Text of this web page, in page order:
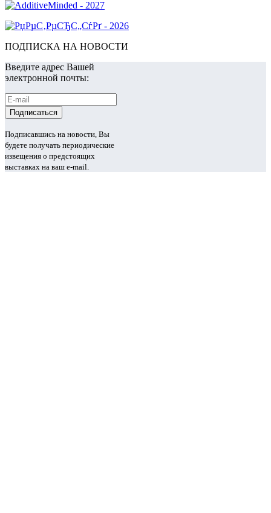
ПОДПИСКА НА НОВОСТИ
Введите адрес Вашей
электронной почты:
Подписавшись на новости, Вы
будете получать периодические
извещения о предстоящих
выставках на ваш e-mail.